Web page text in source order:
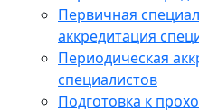
Первичная
аккредитация
Периодическая
специалистов
Подготовка к